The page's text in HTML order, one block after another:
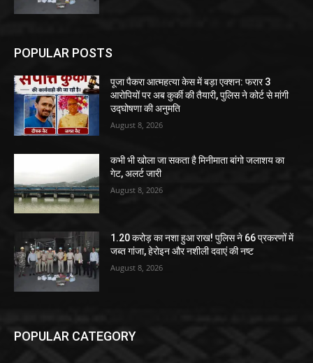
POPULAR POSTS
पूजा पैकरा आत्महत्या केस में बड़ा एक्शन: फरार 3
आरोपियों पर अब कुर्की की तैयारी, पुलिस ने कोर्ट से मांगी
उद्घोषणा की अनुमति
August 8, 2026
कभी भी खोला जा सकता है मिनीमाता बांगो जलाशय का
गेट, अलर्ट जारी
August 8, 2026
1.20 करोड़ का नशा हुआ राख! पुलिस ने 66 प्रकरणों में
जब्त गांजा, हेरोइन और नशीली दवाएं की नष्ट
August 8, 2026
POPULAR CATEGORY